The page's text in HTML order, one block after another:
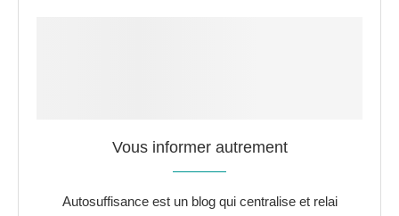
Vous informer autrement
Autosuffisance est un blog qui centralise et relai